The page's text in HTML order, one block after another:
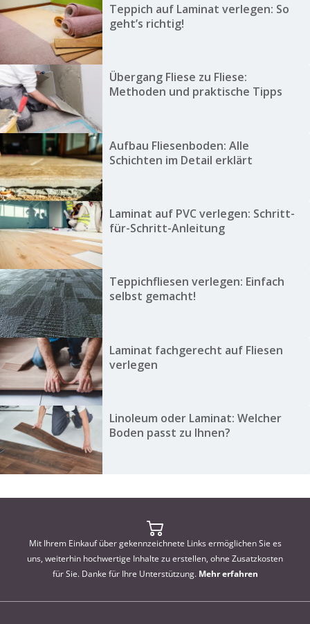
Teppich auf Laminat verlegen: So
geht’s richtig!
Übergang Fliese zu Fliese:
Methoden und praktische Tipps
Aufbau Fliesenboden: Alle
Schichten im Detail erklärt
Laminat auf PVC verlegen: Schritt-
für-Schritt-Anleitung
Teppichfliesen verlegen: Einfach
selbst gemacht!
Laminat fachgerecht auf Fliesen
verlegen
Linoleum oder Laminat: Welcher
Boden passt zu Ihnen?
Mit Ihrem Einkauf über gekennzeichnete Links ermöglichen Sie es
uns, weiterhin hochwertige Inhalte zu erstellen, ohne Zusatzkosten
für Sie. Danke für Ihre Unterstützung. Mehr erfahren